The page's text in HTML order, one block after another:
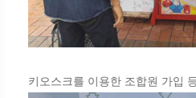
키오스크를 이용한 조합원 가입